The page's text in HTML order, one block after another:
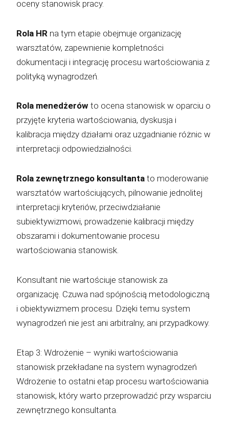
oceny stanowisk pracy.
Rola HR na tym etapie obejmuje organizację
warsztatów, zapewnienie kompletności
dokumentacji i integrację procesu wartościowania z
polityką wynagrodzeń.
Rola menedżerów to ocena stanowisk w oparciu o
przyjęte kryteria wartościowania, dyskusja i
kalibracja między działami oraz uzgadnianie różnic w
interpretacji odpowiedzialności.
Rola zewnętrznego konsultanta to moderowanie
warsztatów wartościujących, pilnowanie jednolitej
interpretacji kryteriów, przeciwdziałanie
subiektywizmowi, prowadzenie kalibracji między
obszarami i dokumentowanie procesu
wartościowania stanowisk.
Konsultant nie wartościuje stanowisk za
organizację. Czuwa nad spójnością metodologiczną
i obiektywizmem procesu. Dzięki temu system
wynagrodzeń nie jest ani arbitralny, ani przypadkowy.
Etap 3: Wdrożenie – wyniki wartościowania
stanowisk przekładane na system wynagrodzeń
Wdrożenie to ostatni etap procesu wartościowania
stanowisk, który warto przeprowadzić przy wsparciu
zewnętrznego konsultanta.